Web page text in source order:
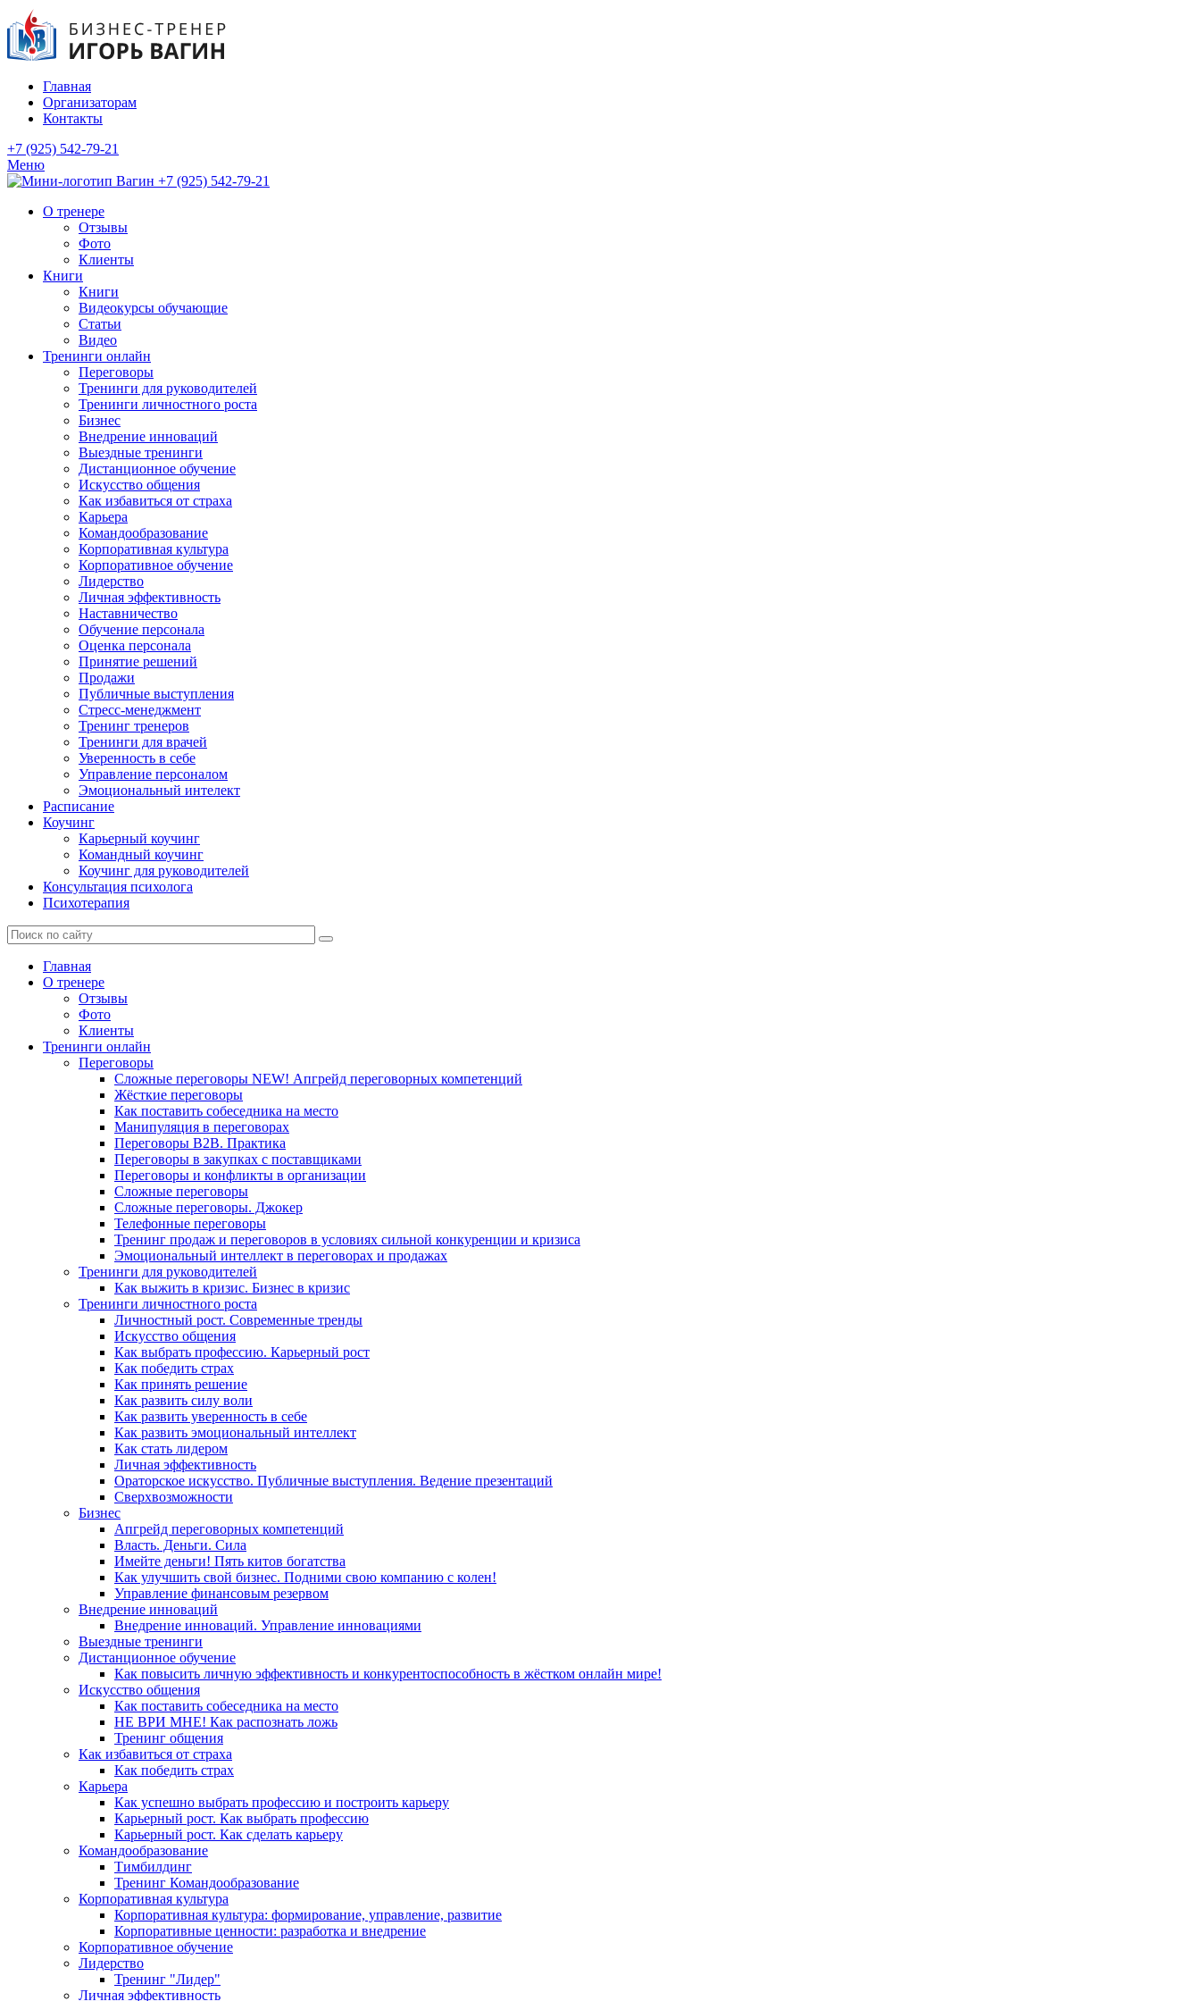
Главная
Организаторам
Контакты
+7 (925) 542-79-21
Меню
+7 (925) 542-79-21
О тренере
Отзывы
Фото
Клиенты
Книги
Книги
Видеокурсы обучающие
Статьи
Видео
Тренинги онлайн
Переговоры
Тренинги для руководителей
Тренинги личностного роста
Бизнес
Внедрение инноваций
Выездные тренинги
Дистанционное обучение
Искусство общения
Как избавиться от страха
Карьера
Командообразование
Корпоративная культура
Корпоративное обучение
Лидерство
Личная эффективность
Наставничество
Обучение персонала
Оценка персонала
Принятие решений
Продажи
Публичные выступления
Стресс-менеджмент
Тренинг тренеров
Тренинги для врачей
Уверенность в себе
Управление персоналом
Эмоциональный интелект
Расписание
Коучинг
Карьерный коучинг
Командный коучинг
Коучинг для руководителей
Консультация психолога
Психотерапия
Главная
О тренере
Отзывы
Фото
Клиенты
Тренинги онлайн
Переговоры
Сложные переговоры NEW! Апгрейд переговорных компетенций
Жёсткие переговоры
Как поставить собеседника на место
Манипуляция в переговорах
Переговоры B2B. Практика
Переговоры в закупках с поставщиками
Переговоры и конфликты в организации
Сложные переговоры
Сложные переговоры. Джокер
Телефонные переговоры
Тренинг продаж и переговоров в условиях сильной конкуренции и кризиса
Эмоциональный интеллект в переговорах и продажах
Тренинги для руководителей
Как выжить в кризис. Бизнес в кризис
Тренинги личностного роста
Личностный рост. Современные тренды
Искусство общения
Как выбрать профессию. Карьерный рост
Как победить страх
Как принять решение
Как развить силу воли
Как развить уверенность в себе
Как развить эмоциональный интеллект
Как стать лидером
Личная эффективность
Ораторское искусство. Публичные выступления. Ведение презентаций
Сверхвозможности
Бизнес
Апгрейд переговорных компетенций
Власть. Деньги. Сила
Имейте деньги! Пять китов богатства
Как улучшить свой бизнес. Подними свою компанию с колен!
Управление финансовым резервом
Внедрение инноваций
Внедрение инноваций. Управление инновациями
Выездные тренинги
Дистанционное обучение
Как повысить личную эффективность и конкурентоспособность в жёстком онлайн мире!
Искусство общения
Как поставить собеседника на место
НЕ ВРИ МНЕ! Как распознать ложь
Тренинг общения
Как избавиться от страха
Как победить страх
Карьера
Как успешно выбрать профессию и построить карьеру
Карьерный рост. Как выбрать профессию
Карьерный рост. Как сделать карьеру
Командообразование
Тимбилдинг
Тренинг Командообразование
Корпоративная культура
Корпоративная культура: формирование, управление, развитие
Корпоративные ценности: разработка и внедрение
Корпоративное обучение
Лидерство
Тренинг "Лидер"
Личная эффективность